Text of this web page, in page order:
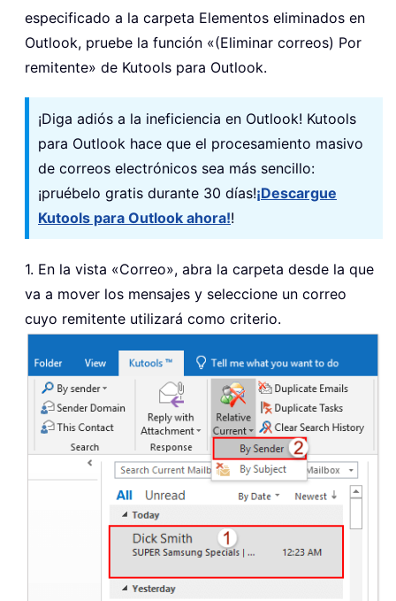
especificado a la carpeta Elementos eliminados en
Outlook, pruebe la función «(Eliminar correos) Por
remitente» de Kutools para Outlook.
¡Diga adiós a la ineficiencia en Outlook! Kutools
para Outlook hace que el procesamiento masivo
de correos electrónicos sea más sencillo:
¡pruébelo gratis durante 30 días!¡Descargue
Kutools para Outlook ahora!!
1. En la vista «Correo», abra la carpeta desde la que
va a mover los mensajes y seleccione un correo
cuyo remitente utilizará como criterio.